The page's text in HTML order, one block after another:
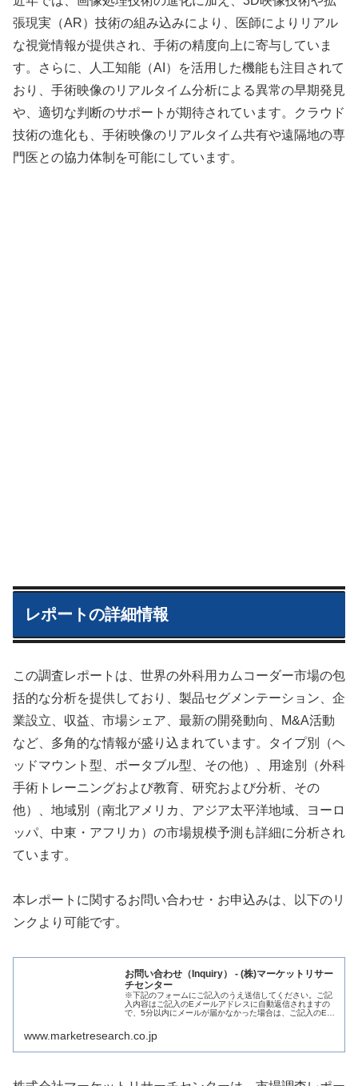
張現実（AR）技術の組み込みにより、医師によりリアル
な視覚情報が提供され、手術の精度向上に寄与していま
す。さらに、人工知能（AI）を活用した機能も注目されて
おり、手術映像のリアルタイム分析による異常の早期発見
や、適切な判断のサポートが期待されています。クラウド
技術の進化も、手術映像のリアルタイム共有や遠隔地の専
門医との協力体制を可能にしています。
レポートの詳細情報
この調査レポートは、世界の外科用カムコーダー市場の包
括的な分析を提供しており、製品セグメンテーション、企
業設立、収益、市場シェア、最新の開発動向、M&A活動
など、多角的な情報が盛り込まれています。タイプ別（ヘ
ッドマウント型、ポータブル型、その他）、用途別（外科
手術トレーニングおよび教育、研究および分析、その
他）、地域別（南北アメリカ、アジア太平洋地域、ヨーロ
ッパ、中東・アフリカ）の市場規模予測も詳細に分析され
ています。
本レポートに関するお問い合わせ・お申込みは、以下のリ
ンクより可能です。
お問い合わせ（Inquiry） - (株)マーケットリサー
チセンター
※下記のフォームにご記入のうえ送信してください。ご記
入内容はご記入のEメールアドレスに自動返信されますの
で、5分以内にメールが届かなかった場合は、ご記入のEメ
アドレス … "お問い合わせ...
www.marketresearch.co.jp